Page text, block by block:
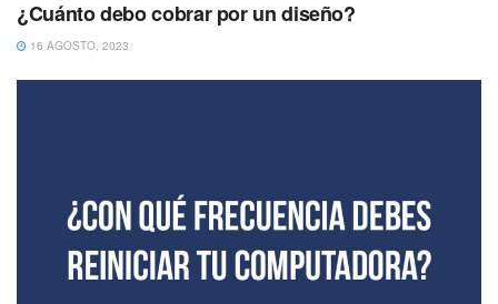
¿Cuánto debo cobrar por un diseño?
16 AGOSTO, 2023